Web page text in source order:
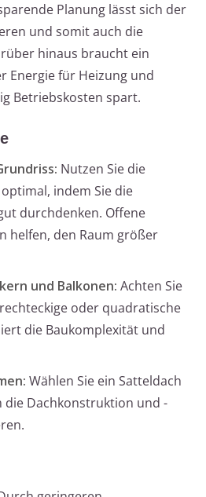
Planung lässt sich der
und somit auch die
hinaus braucht ein
Energie für Heizung und
Betriebskosten spart.
Nutzen Sie die
indem Sie die
durchdenken. Offene
helfen, den Raum größer
und Balkonen: Achten Sie
oder quadratische
die Baukomplexität und
Wählen Sie ein Satteldach
die Dachkonstruktion und -